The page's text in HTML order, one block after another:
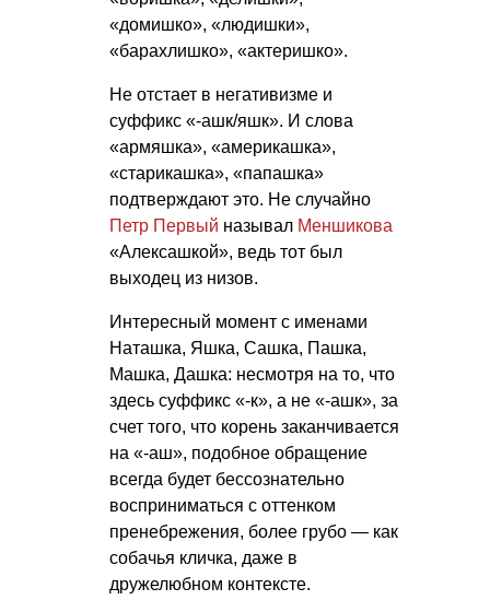
«домишко», «людишки»,
«барахлишко», «актеришко».
Не отстает в негативизме и
суффикс «-ашк/яшк». И слова
«армяшка», «америкашка»,
«старикашка», «папашка»
подтверждают это. Не случайно
Петр Первый называл Меншикова
«Алексашкой», ведь тот был
выходец из низов.
Интересный момент с именами
Наташка, Яшка, Сашка, Пашка,
Машка, Дашка: несмотря на то, что
здесь суффикс «-к», а не «-ашк», за
счет того, что корень заканчивается
на «-аш», подобное обращение
всегда будет бессознательно
восприниматься с оттенком
пренебрежения, более грубо — как
собачья кличка, даже в
дружелюбном контексте.